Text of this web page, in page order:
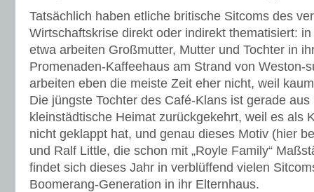
Tatsächlich haben etliche britische Sitcoms des
Wirtschaftskrise direkt oder indirekt thematisiert: in
etwa arbeiten Großmutter, Mutter und Tochter in
Promenaden-Kaffeehaus am Strand von
arbeiten eben die meiste Zeit eher nicht, weil
Die jüngste Tochter des Café-Klans ist gerade
kleinstädtische Heimat zurückgekehrt, weil es als
nicht geklappt hat, und genau dieses Motiv (hier
und Ralf Little, die schon mit „Royle Family“
findet sich dieses Jahr in verblüffend vielen
Boomerang-Generation in ihr Elternhaus.